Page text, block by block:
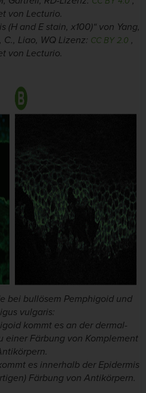
von Lecturio.
(H and E stain, x100)“ von Yang,
C., Liao, WQ Lizenz: CC BY 2.0 ,
von Lecturio.
bei bullösem Pemphigoid und
vulgaris:
kommt es an der dermal-
einer Färbung von Komplement
es innerhalb der Epidermis
Färbung von Antikörpern.